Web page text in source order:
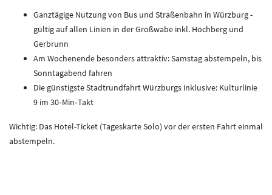
Ganztägige Nutzung von Bus und Straßenbahn in Würzburg -
gültig auf allen Linien in der Großwabe inkl. Höchberg und
Gerbrunn
Am Wochenende besonders attraktiv: Samstag abstempeln, bis
Sonntagabend fahren
Die günstigste Stadtrundfahrt Würzburgs inklusive: Kulturlinie
9 im 30‑Min‑Takt
Wichtig: Das Hotel-Ticket (Tageskarte Solo) vor der ersten Fahrt einmal
abstempeln.